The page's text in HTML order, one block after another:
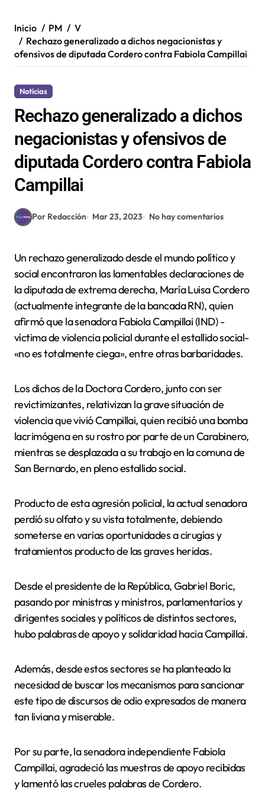
Inicio PM
V
Rechazo generalizado a dichos negacionistas y
ofensivos de diputada Cordero contra Fabiola Campillai
Noticias
Rechazo generalizado a dichos
negacionistas y ofensivos de
diputada Cordero contra Fabiola
Campillai
Por Redacción Mar 23, 2023 No hay comentarios
Un rechazo generalizado desde el mundo político y
social encontraron las lamentables declaraciones de
la diputada de extrema derecha, María Luisa Cordero
(actualmente integrante de la bancada RN), quien
afirmó que la senadora Fabiola Campillai (IND) -
víctima de violencia policial durante el estallido social-
«no es totalmente ciega», entre otras barbaridades.
Los dichos de la Doctora Cordero, junto con ser
revictimizantes, relativizan la grave situación de
violencia que vivió Campillai, quien recibió una bomba
lacrimógena en su rostro por parte de un Carabinero,
mientras se desplazada a su trabajo en la comuna de
San Bernardo, en pleno estallido social.
Producto de esta agresión policial, la actual senadora
perdió su olfato y su vista totalmente, debiendo
someterse en varias oportunidades a cirugías y
tratamientos producto de las graves heridas.
Desde el presidente de la República, Gabriel Boric,
pasando por ministras y ministros, parlamentarios y
dirigentes sociales y políticos de distintos sectores,
hubo palabras de apoyo y solidaridad hacia Campillai.
Además, desde estos sectores se ha planteado la
necesidad de buscar los mecanismos para sancionar
este tipo de discursos de odio expresados de manera
tan liviana y miserable.
Por su parte, la senadora independiente Fabiola
Campillai, agradeció las muestras de apoyo recibidas
y lamentó las crueles palabras de Cordero.